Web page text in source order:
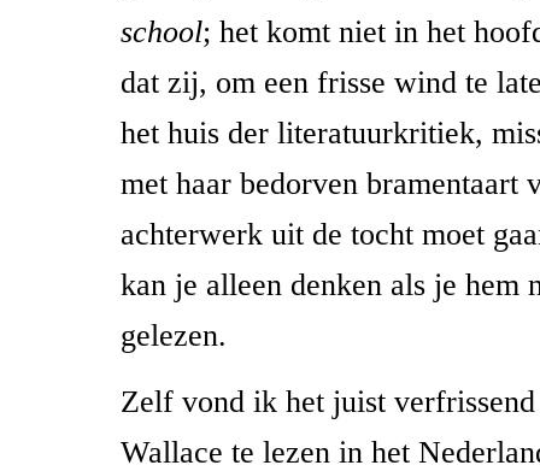
school; het komt niet in het
dat zij, om een frisse wind te
het huis der literatuurkritiek,
met haar bedorven bramentaart
achterwerk uit de tocht moet
kan je alleen denken als je hem
gelezen.
Zelf vond ik het juist
Wallace te lezen in het